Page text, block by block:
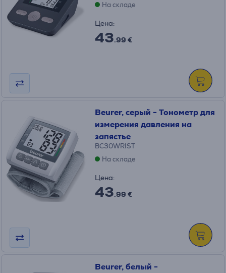
На складе
Цена:
43.99 €
Beurer, серый - Тонометр для
измерения давления на
запястье
BC30WRIST
На складе
Цена:
43.99 €
Beurer, белый -